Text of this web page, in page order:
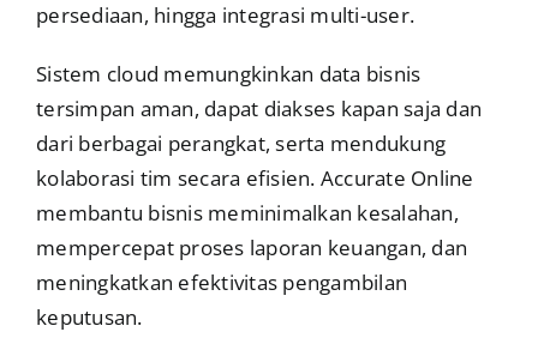
persediaan, hingga integrasi multi-user.
Sistem cloud memungkinkan data bisnis
tersimpan aman, dapat diakses kapan saja dan
dari berbagai perangkat, serta mendukung
kolaborasi tim secara efisien. Accurate Online
membantu bisnis meminimalkan kesalahan,
mempercepat proses laporan keuangan, dan
meningkatkan efektivitas pengambilan
keputusan.